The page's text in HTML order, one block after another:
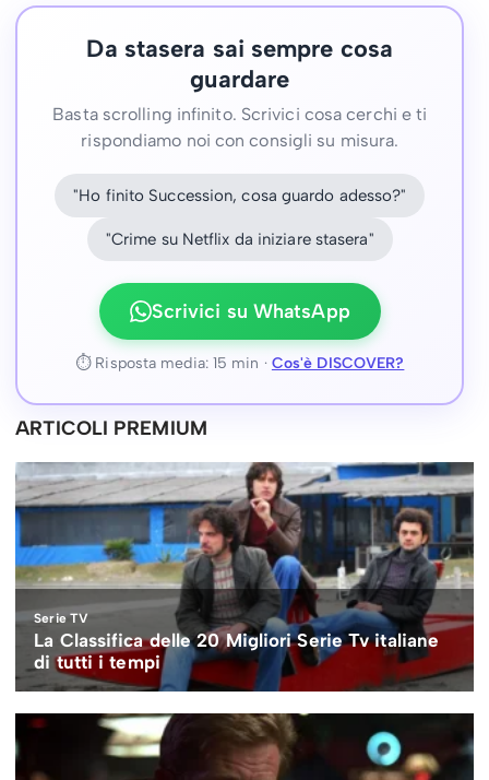
Da stasera sai sempre cosa
guardare
Basta scrolling infinito. Scrivici cosa cerchi e ti
rispondiamo noi con consigli su misura.
"Ho finito Succession, cosa guardo adesso?"
"Crime su Netflix da iniziare stasera"
Scrivici su WhatsApp
⏱ Risposta media: 15 min · Cos'è DISCOVER?
ARTICOLI PREMIUM